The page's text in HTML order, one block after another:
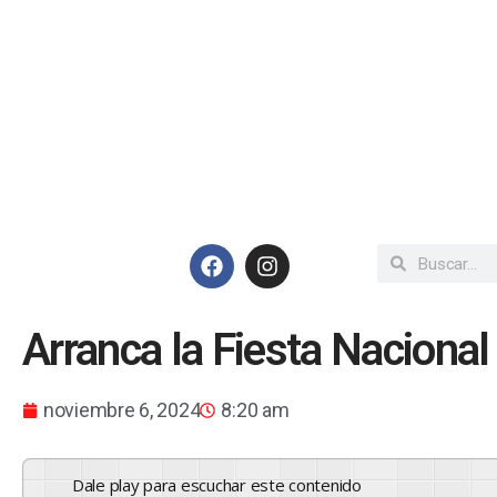
Arranca la Fiesta
noviembre 6, 2024 8:20 am
Dale play para escuchar este contenido